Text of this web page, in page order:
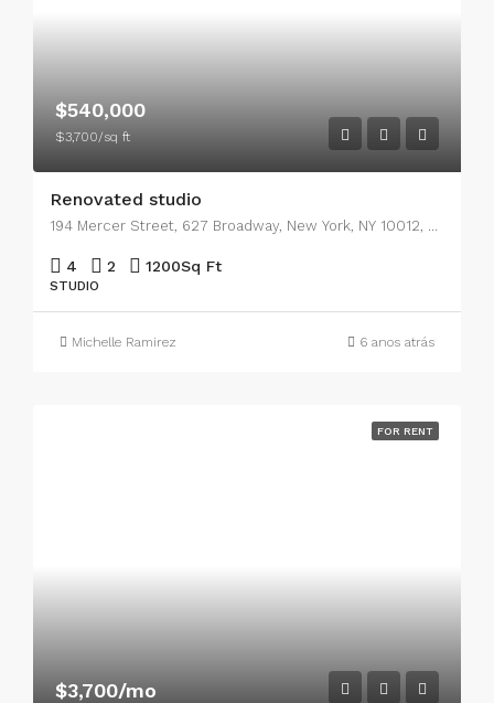
$540,000
$3,700/sq ft
Renovated studio
194 Mercer Street, 627 Broadway, New York, NY 10012, USA
4 2 1200Sq Ft
STUDIO
Michelle Ramirez 6 anos atrás
FOR RENT
$3,700/mo